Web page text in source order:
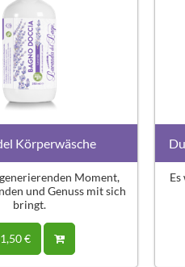
Körperwäsche
Moment,
und Genuss mit sich
bringt.
€